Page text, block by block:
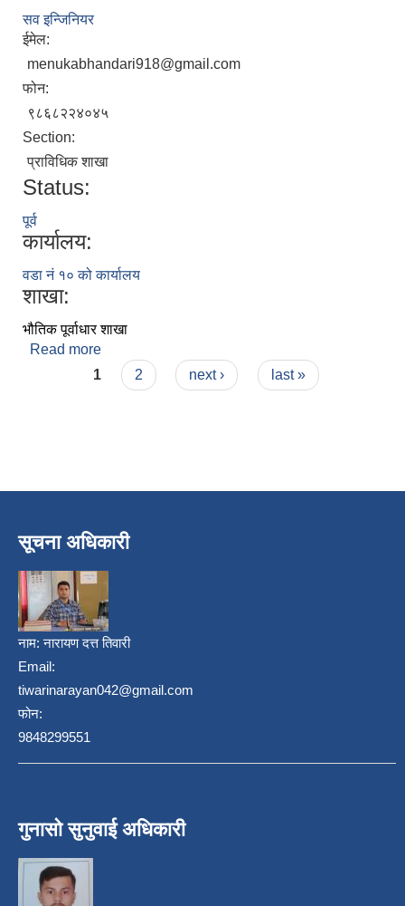
सव इन्जिनियर
ईमेल:
menukabhandari918@gmail.com
फोन:
९८६८२२४०४५
Section:
प्राविधिक शाखा
Status:
पूर्व
कार्यालय:
वडा नं १० को कार्यालय
शाखा:
भौतिक पूर्वाधार शाखा
Read more
Pages
1 2 next › last »
सूचना अधिकारी
नाम:नारायण दत्त तिवारी
Email:
tiwarinarayan042@gmail.com
फोन:
9848299551
गुनासो सुनुवाई अधिकारी